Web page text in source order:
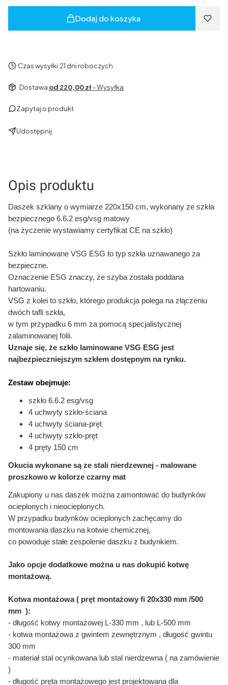
Dodaj do koszyka
Czas wysyłki:21 dni roboczych
Dostawa od 220,00 zł- Wysyłka
Zapytaj o produkt
Udostępnij
Opis produktu
Daszek szklany o wymiarze 220x150 cm, wykonany ze szkła
bezpiecznego 6.6.2 esg/vsg matowy
(na życzenie wystawiamy certyfikat CE na szkło)
Szkło laminowane VSG ESG to typ szkła uznawanego za
bezpieczne.
Oznaczenie ESG znaczy, że szyba została poddana
hartowaniu.
VSG z kolei to szkło, którego produkcja polega na złączeniu
dwóch tafli szkła,
w tym przypadku 6 mm za pomocą specjalistycznej
zalaminowanej folii.
Uznaje się, że szkło laminowane VSG ESG jest
najbezpieczniejszym szkłem dostępnym na rynku.
Zestaw obejmuje:
szkło 6.6.2 esg/vsg
4 uchwyty szkło-ściana
4 uchwyty ściana-pręt
4 uchwyty szkło-pręt
4 pręty 150 cm
Okucia wykonane są ze stali nierdzewnej - malowane
proszkowo w kolorze czarny mat
Zakupiony u nas daszek można zamontować do budynków
ocieplonych i nieocieplonych.
W przypadku budynków ocieplonych zachęcamy do
montowania daszku na kotwie chemicznej,
co powoduje stałe zespolenie daszku z budynkiem.
Jako opcje dodatkowe można u nas dokupić kotwę
montażową.
Kotwa montażowa ( pręt montażowy fi 20x330 mm /500
mm ):
- długość kotwy montażowej L-330 mm , lub L-500 mm
- kotwa montażowa z gwintem zewnętrznym , długość gwintu
300 mm
- materiał stal ocynkowana lub stal nierdzewna ( na zamówienie
)
- długość pręta montażowego jest projektowana dla